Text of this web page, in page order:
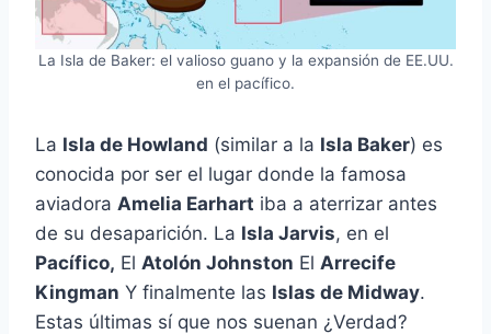
La Isla de Baker: el valioso guano y la expansión de EE.UU.
en el pacífico.
La Isla de Howland (similar a la Isla Baker) es
conocida por ser el lugar donde la famosa
aviadora Amelia Earhart iba a aterrizar antes
de su desaparición. La Isla Jarvis, en el
Pacífico, El Atolón Johnston El Arrecife
Kingman Y finalmente las Islas de Midway.
Estas últimas sí que nos suenan ¿Verdad?